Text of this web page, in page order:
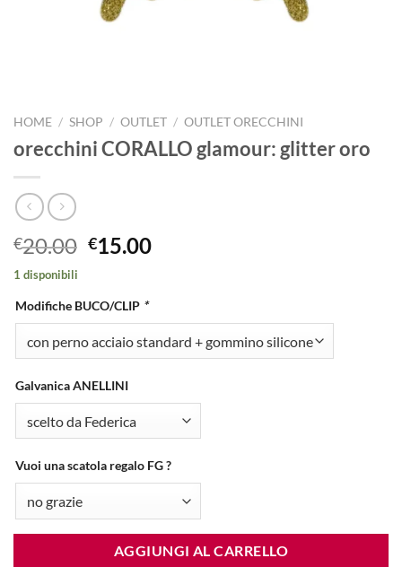
HOME / SHOP / OUTLET / OUTLET ORECCHINI
orecchini CORALLO glamour: glitter oro
€20.00 Il
era:
€20.00.
€15.00Il
€15.00.
1 disponibili
Modifiche BUCO/CLIP *
Galvanica ANELLINI
Vuoi una scatola regalo FG ?
AGGIUNGI AL CARRELLO